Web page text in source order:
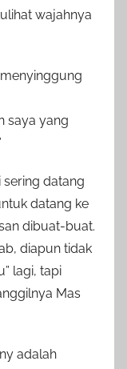
wajahnya
saya yang
sering datang
datang ke
dibuat-buat.
diapun tidak
lagi, tapi
Mas
adalah